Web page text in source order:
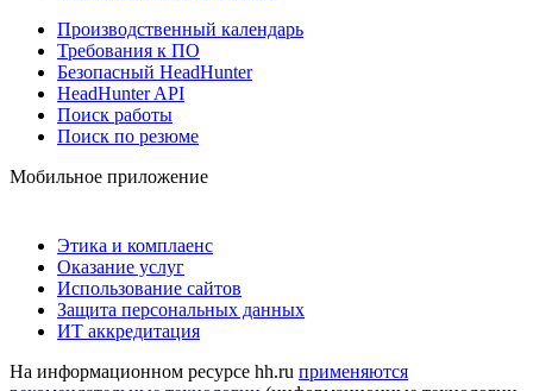
Производственный календарь
Требования к ПО
Безопасный HeadHunter
HeadHunter API
Поиск работы
Поиск по резюме
Мобильное приложение
Этика и комплаенс
Оказание услуг
Использование сайтов
Защита персональных данных
ИТ аккредитация
На информационном ресурсе hh.ru применяются